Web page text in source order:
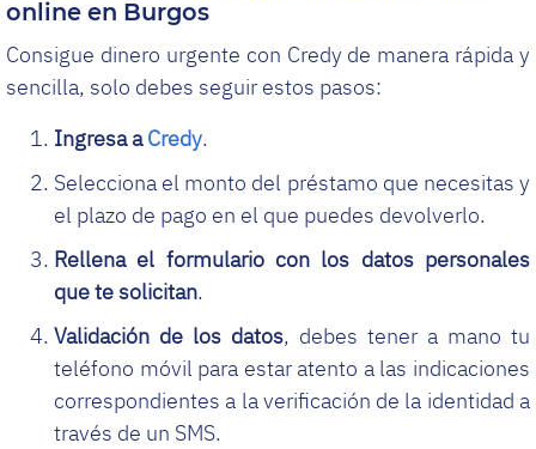
online en Burgos
Consigue dinero urgente con Credy de manera rápida y
sencilla, solo debes seguir estos pasos:
Ingresa aCredy.
Selecciona el monto del préstamo que necesitas y
el plazo de pago en el que puedes devolverlo.
Rellena el formulario con los datos personales
que te solicitan.
Validación de los datos, debes tener a mano tu
teléfono móvil para estar atento a las indicaciones
correspondientes a la verificación de la identidad a
través de un SMS.